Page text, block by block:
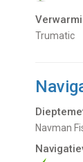
Trumatic
Navman